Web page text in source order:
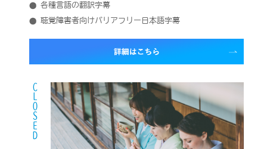
各種言語の翻訳字幕
聴覚障害者向けバリアフリー日本語字幕